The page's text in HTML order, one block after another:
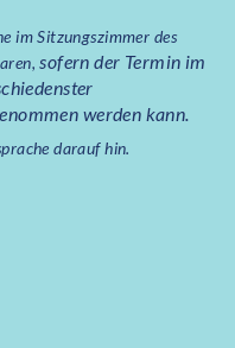
im Sitzungszimmer des
sofern der Termin im
werden kann.
darauf hin.